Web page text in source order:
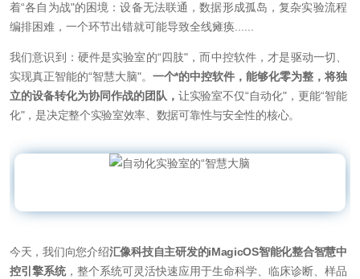
着“各自为战"的困境：设备无法联通，数据形成孤岛，复杂实验流程
编排困难，一个环节出错就可能导致全线瘫痪......
我们意识到：硬件是实验室的“四肢"，而中控软件，才是驱动一切、
实现真正智能的“智慧大脑"。 一个*的中控软件，能够化零为整，将独
立的设备转化为协同作战的团队， 让实验室不仅“自动化"，更能“智能
化"，是决定整个实验室效率、数据可靠性与安全性的核心。
今天，我们向您介绍汇像科技自主研发的iMagicOS智能化整合智慧中
控引擎系统，整个系统可灵活快速应用于生命科学、临床诊断、样品